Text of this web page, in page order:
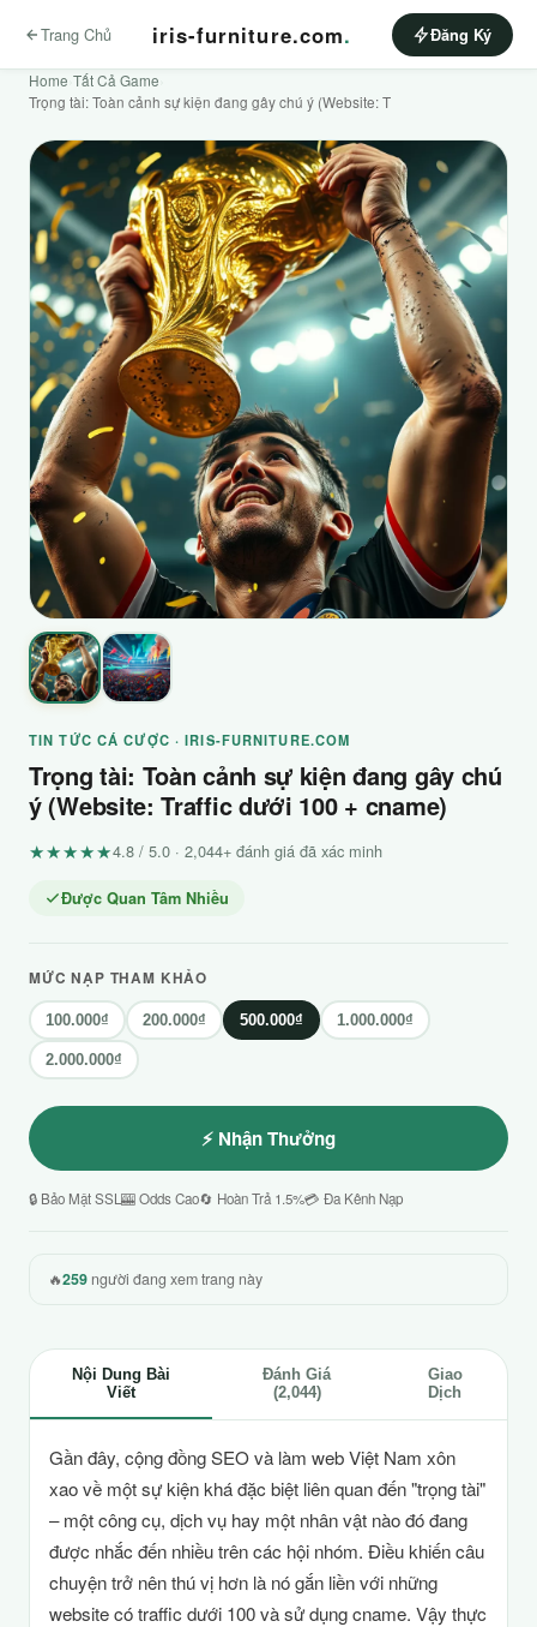
Trang Chủ iris-furniture.com. Đăng Ký
Home Tất Cả Game
Trọng tài: Toàn cảnh sự kiện đang gây chú ý (Website: T
TIN TỨC CÁ CƯỢC · IRIS-FURNITURE.COM
Trọng tài: Toàn cảnh sự kiện đang gây chú
ý (Website: Traffic dưới 100 + cname)
★★★★★4.8 / 5.0 · 2,044+ đánh giá đã xác minh
Được Quan Tâm Nhiều
MỨC NẠP THAM KHẢO
100.000₫ 200.000₫ 500.000₫ 1.000.000₫
2.000.000₫
⚡ Nhận Thưởng
🔒 Bảo Mật SSL 🎰 Odds Cao🔄 Hoàn Trả 1.5%💳 Đa Kênh Nạp
🔥259 người đang xem trang này
Nội Dung Bài
Viết
Đánh Giá
(2,044)
Giao
Dịch
Gần đây, cộng đồng SEO và làm web Việt Nam xôn
xao về một sự kiện khá đặc biệt liên quan đến "trọng tài"
– một công cụ, dịch vụ hay một nhân vật nào đó đang
được nhắc đến nhiều trên các hội nhóm. Điều khiến câu
chuyện trở nên thú vị hơn là nó gắn liền với những
website có traffic dưới 100 và sử dụng cname. Vậy thực